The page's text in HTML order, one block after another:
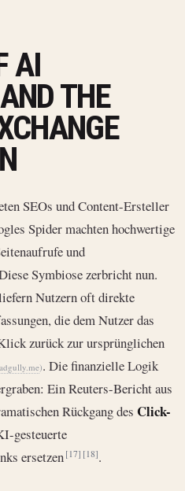
AI
THE
SEOs und Content-Ersteller
Spider machten hochwertige
und
Symbiose zerbricht nun.
Nutzern oft direkte
die dem Nutzer das
zurück zur ursprünglichen
adgully.me). Die finanzielle Logik
Ein Reuters-Bericht aus
Rückgang des Click-
gesteuerte
ersetzen[17] [18].